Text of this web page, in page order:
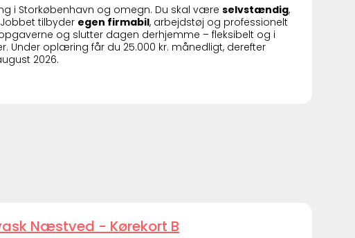
i Storkøbenhavn og omegn. Du skal væreselvstændig,
tilbyder egen firmabil, arbejdstøj og professionelt
og slutter dagen derhjemme – fleksibelt og i
Under oplæring får du 25.000 kr. månedligt, derefter
2026.
Næstved - Kørekort B